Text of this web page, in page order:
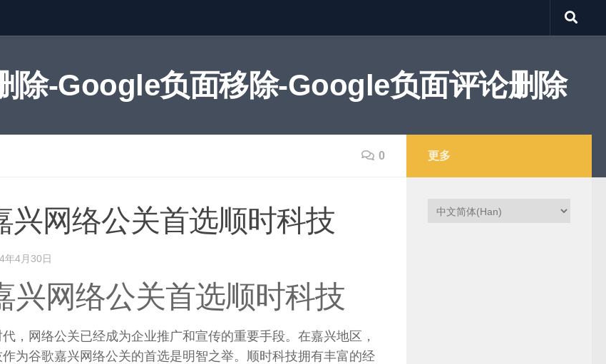
除-Google负面移除-Google负面评论删除
0
兴网络公关首选顺时科技
年4月30日
兴网络公关首选顺时科技
代 ， 网络公关已经成为企业推广和宣传的重要手段。 在嘉兴地区 ，
为谷歌嘉兴网络公关的首选是明智之举。 顺时科技拥有丰富的经
更多